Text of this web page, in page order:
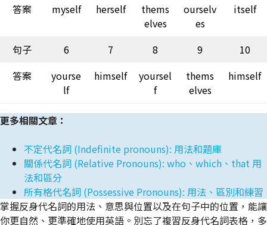
答案
myself herself
thems
elves
ourselv
es
itself
句子 6 7 8 9
10
答案
yourse
lf
himself
yoursel
f
thems
elves
himself
更多相關文章：
不定代名詞 (Indefinite pronouns): 用法和題庫
關係代名詞 (Relative Pronouns): who、which、that 用
法和區分
所有格代名詞 (Possessive Pronouns): 用法、區別和練習
掌握反身代名詞的用法、意思與位置以及在句子中的位置，能讓
你更自然、更準確地使用英語。別忘了複習反身代名詞表格，多